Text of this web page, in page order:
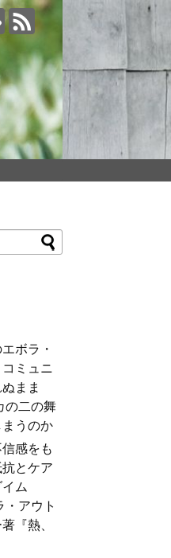
ボラ・
ミュニ
まま
の二の舞
うのか
感をも
とケア
ム
アウト
『熱、